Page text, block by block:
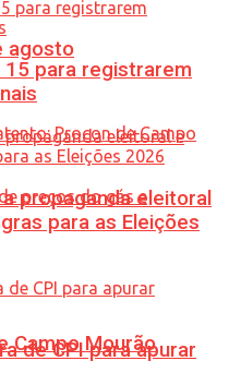
agosto
Campo Mourão
para registrarem
propaganda eleitoral
para as Eleições
de CPI para apurar